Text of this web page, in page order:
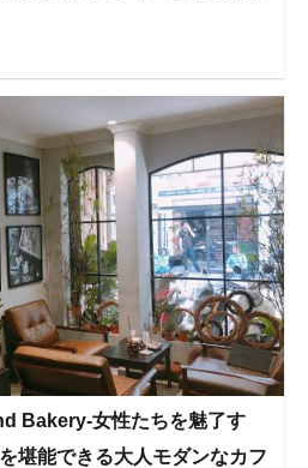
Bakery-女性たちを魅了す
堪能できる大人モダンなカフ